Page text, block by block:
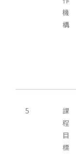
機
構
5
課
程
目
標